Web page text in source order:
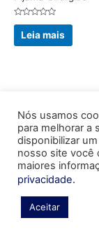
Avaliação
de
5
Leia mais
©
Nós usamos
para melhorar a
disponibilizar
nosso site você
maiores
privacidade.
Aceitar